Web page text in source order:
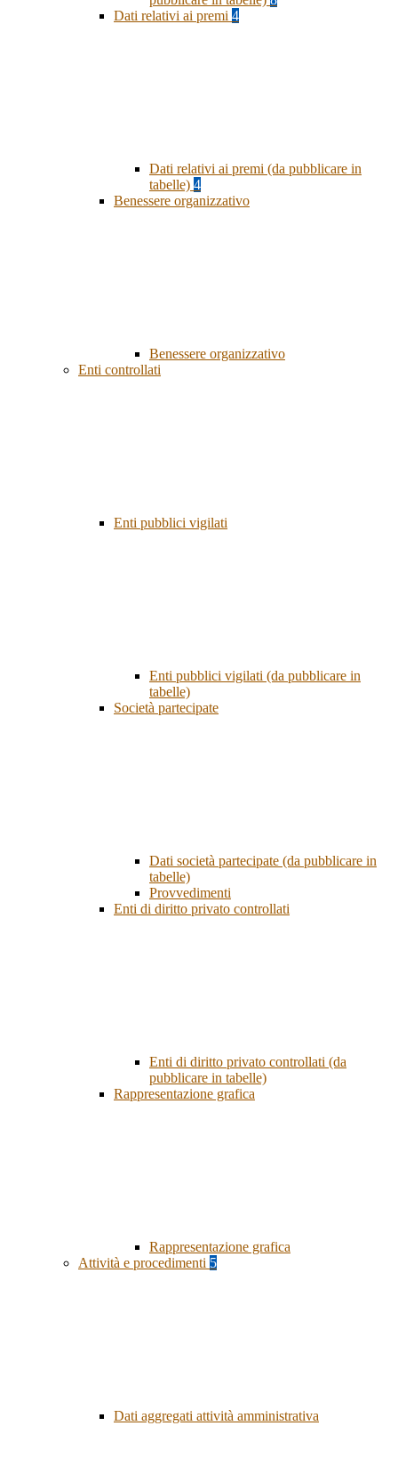
Dati relativi ai premi 4
Dati relativi ai premi (da pubblicare in
tabelle) 4
Benessere organizzativo
Benessere organizzativo
Enti controllati
Enti pubblici vigilati
Enti pubblici vigilati (da pubblicare in
tabelle)
Società partecipate
Dati società partecipate (da pubblicare in
tabelle)
Provvedimenti
Enti di diritto privato controllati
Enti di diritto privato controllati (da
pubblicare in tabelle)
Rappresentazione grafica
Rappresentazione grafica
Attività e procedimenti 5
Dati aggregati attività amministrativa